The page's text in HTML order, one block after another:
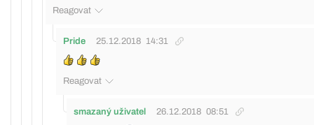
Reagovat
Pride 25.12.2018 14:31
Reagovat
smazaný uživatel 26.12.2018 08:51